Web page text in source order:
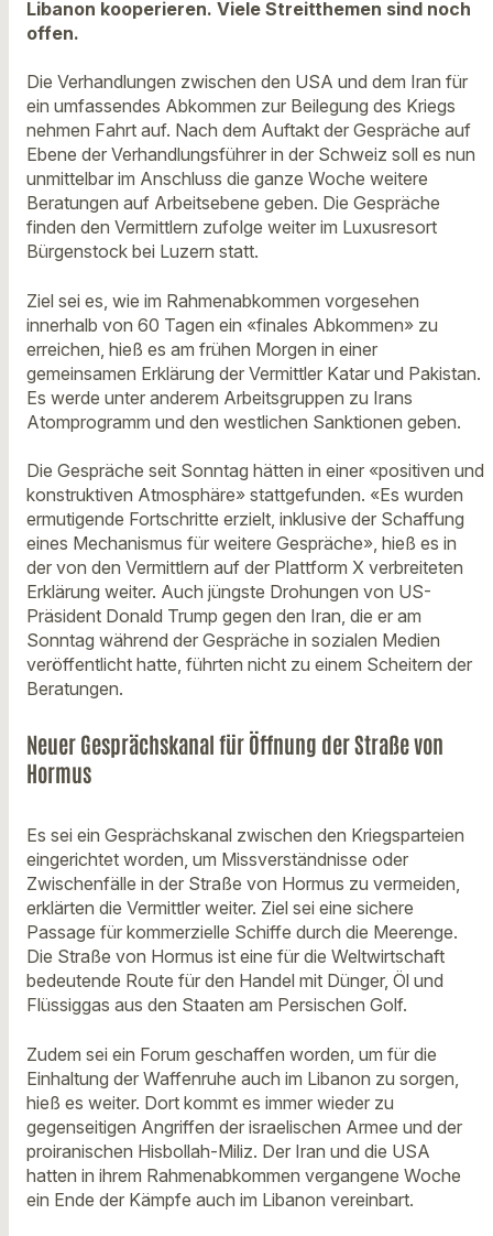
Libanon kooperieren. Viele Streitthemen sind noch
offen.
Die Verhandlungen zwischen den USA und dem Iran für
ein umfassendes Abkommen zur Beilegung des Kriegs
nehmen Fahrt auf. Nach dem Auftakt der Gespräche auf
Ebene der Verhandlungsführer in der Schweiz soll es nun
unmittelbar im Anschluss die ganze Woche weitere
Beratungen auf Arbeitsebene geben. Die Gespräche
finden den Vermittlern zufolge weiter im Luxusresort
Bürgenstock bei Luzern statt.
Ziel sei es, wie im Rahmenabkommen vorgesehen
innerhalb von 60 Tagen ein «finales Abkommen» zu
erreichen, hieß es am frühen Morgen in einer
gemeinsamen Erklärung der Vermittler Katar und Pakistan.
Es werde unter anderem Arbeitsgruppen zu Irans
Atomprogramm und den westlichen Sanktionen geben.
Die Gespräche seit Sonntag hätten in einer «positiven und
konstruktiven Atmosphäre» stattgefunden. «Es wurden
ermutigende Fortschritte erzielt, inklusive der Schaffung
eines Mechanismus für weitere Gespräche», hieß es in
der von den Vermittlern auf der Plattform X verbreiteten
Erklärung weiter. Auch jüngste Drohungen von US-
Präsident Donald Trump gegen den Iran, die er am
Sonntag während der Gespräche in sozialen Medien
veröffentlicht hatte, führten nicht zu einem Scheitern der
Beratungen.
Neuer Gesprächskanal für Öffnung der Straße von
Hormus
Es sei ein Gesprächskanal zwischen den Kriegsparteien
eingerichtet worden, um Missverständnisse oder
Zwischenfälle in der Straße von Hormus zu vermeiden,
erklärten die Vermittler weiter. Ziel sei eine sichere
Passage für kommerzielle Schiffe durch die Meerenge.
Die Straße von Hormus ist eine für die Weltwirtschaft
bedeutende Route für den Handel mit Dünger, Öl und
Flüssiggas aus den Staaten am Persischen Golf.
Zudem sei ein Forum geschaffen worden, um für die
Einhaltung der Waffenruhe auch im Libanon zu sorgen,
hieß es weiter. Dort kommt es immer wieder zu
gegenseitigen Angriffen der israelischen Armee und der
proiranischen Hisbollah-Miliz. Der Iran und die USA
hatten in ihrem Rahmenabkommen vergangene Woche
ein Ende der Kämpfe auch im Libanon vereinbart.